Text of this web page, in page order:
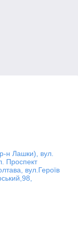
н Лашки), вул.
Проспект
вул.Героїв